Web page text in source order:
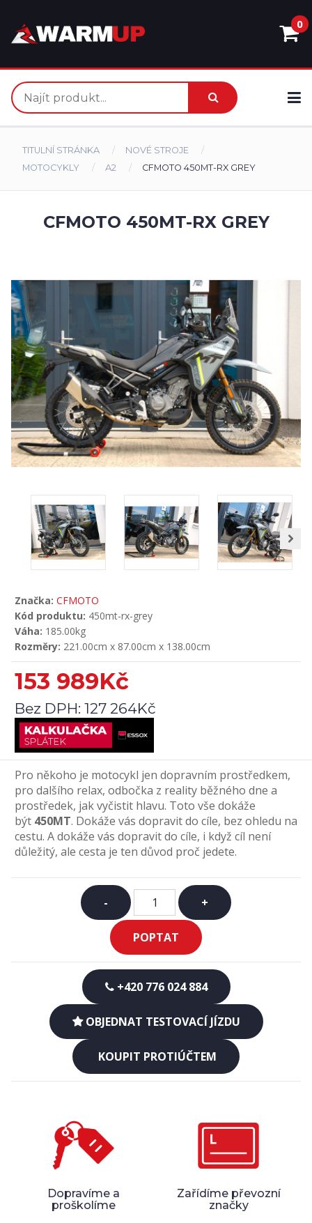
0
TITULNÍ STRÁNKA
NOVÉ STROJE
MOTOCYKLY
A2 CFMOTO 450MT-RX GREY
CFMOTO 450MT-RX GREY
Značka: CFMOTO
Kód produktu: 450mt-rx-grey
Váha: 185.00kg
Rozměry: 221.00cm x 87.00cm x 138.00cm
153 989Kč
Bez DPH: 127 264Kč
Pro někoho je motocykl jen dopravním prostředkem,
pro dalšího relax, odbočka z reality běžného dne a
prostředek, jak vyčistit hlavu. Toto vše dokáže
být 450MT. Dokáže vás dopravit do cíle, bez ohledu na
cestu. A dokáže vás dopravit do cíle, i když cíl není
důležitý, ale cesta je ten důvod proč jedete.
- +
POPTAT
+420 776 024 884
OBJEDNAT TESTOVACÍ JÍZDU
KOUPIT PROTIÚČTEM
Dopravíme a
proškolíme
Zařídíme převozní
značky